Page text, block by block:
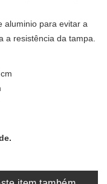
aluminio para evitar a
a resistência da tampa.